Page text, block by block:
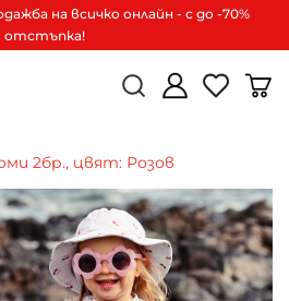
на всичко онлайн - с до -70%
отстъпка!
2бр., цвят: Розов